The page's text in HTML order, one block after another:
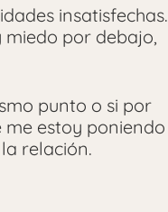
insatisfechas.
miedo por debajo,
punto o si por
me estoy poniendo
relación.